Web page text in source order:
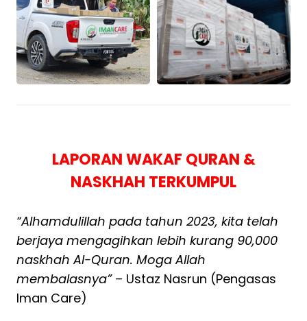
LAPORAN WAKAF QURAN &
NASKHAH TERKUMPUL
“Alhamdulillah pada tahun 2023, kita telah
berjaya mengagihkan lebih kurang 90,000
naskhah Al-Quran. Moga Allah
membalasnya”– Ustaz Nasrun (Pengasas
Iman Care)